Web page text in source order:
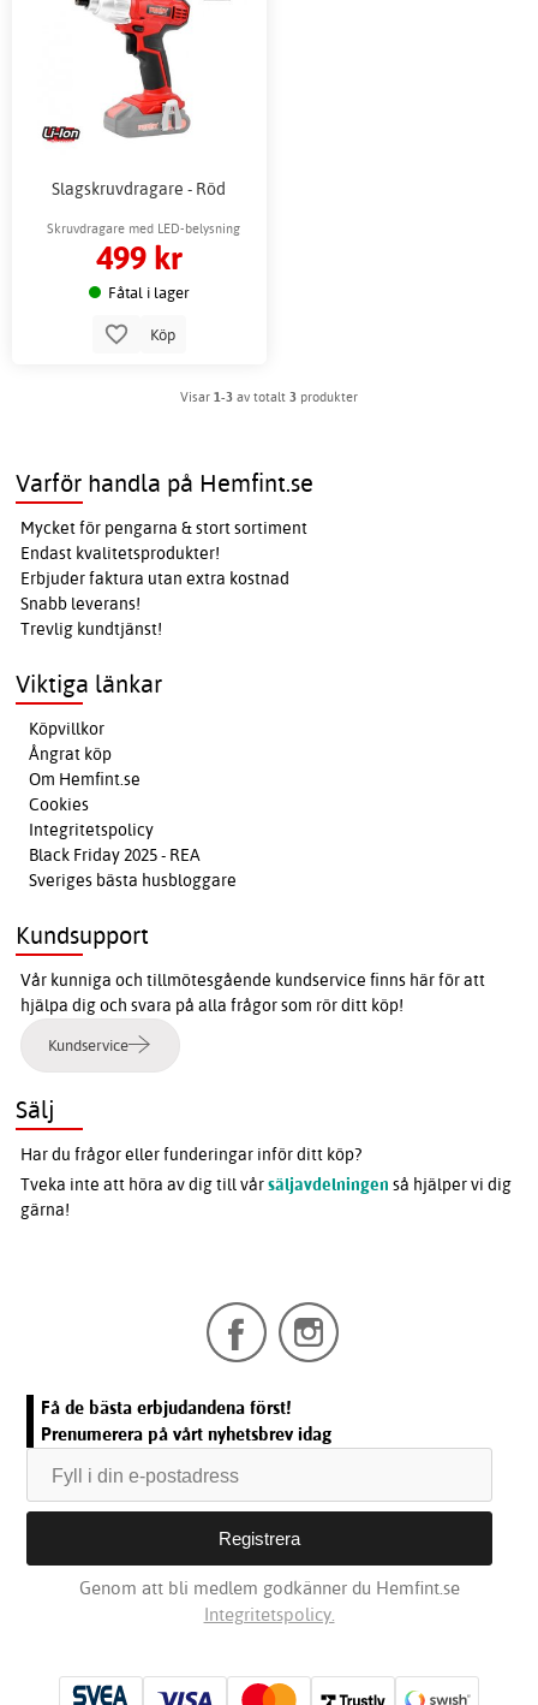
Slagskruvdragare - Röd
Skruvdragare med LED-belysning
499 kr
Fåtal i lager
Köp
Visar 1-3 av totalt 3 produkter
Varför handla på Hemfint.se
Mycket för pengarna & stort sortiment
Endast kvalitetsprodukter!
Erbjuder faktura utan extra kostnad
Snabb leverans!
Trevlig kundtjänst!
Viktiga länkar
Köpvillkor
Ångrat köp
Om Hemfint.se
Cookies
Integritetspolicy
Black Friday 2025 - REA
Sveriges bästa husbloggare
Kundsupport
Vår kunniga och tillmötesgående kundservice finns här för att
hjälpa dig och svara på alla frågor som rör ditt köp!
Kundservice
Sälj
Har du frågor eller funderingar inför ditt köp?
Tveka inte att höra av dig till vårsäljavdelningen så hjälper vi dig
gärna!
Få de bästa erbjudandena först!
Prenumerera på vårt nyhetsbrev idag
Genom att bli medlem godkänner du Hemfint.se
Integritetspolicy.